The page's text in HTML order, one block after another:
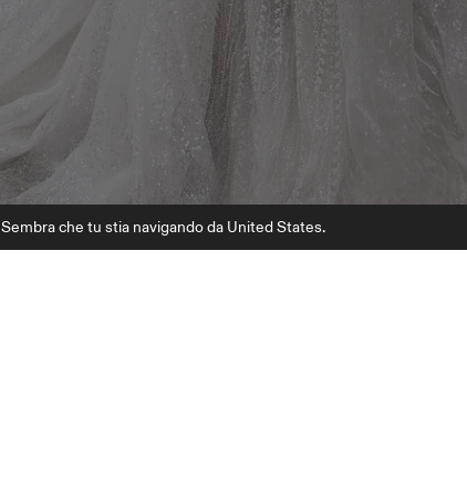
Sembra che tu stia navigando da United States.